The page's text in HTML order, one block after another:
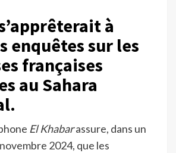
à
enquêtes sur les
françaises
au Sahara
El Khabarassure, dans un
2024, que les